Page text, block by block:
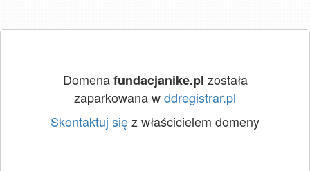
Domenafundacjanike.pl została
zaparkowana wddregistrar.pl
Skontaktuj sięz właścicielem domeny